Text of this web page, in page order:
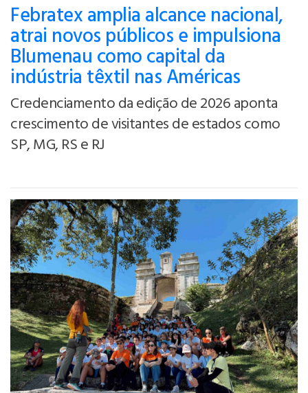
Febratex amplia alcance nacional,
atrai novos públicos e impulsiona
Blumenau como capital da
indústria têxtil nas Américas
Credenciamento da edição de 2026 aponta
crescimento de visitantes de estados como
SP, MG, RS e RJ